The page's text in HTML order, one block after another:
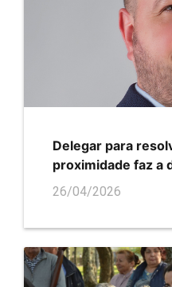
Delegar para
proximidade faz a
26/04/2026